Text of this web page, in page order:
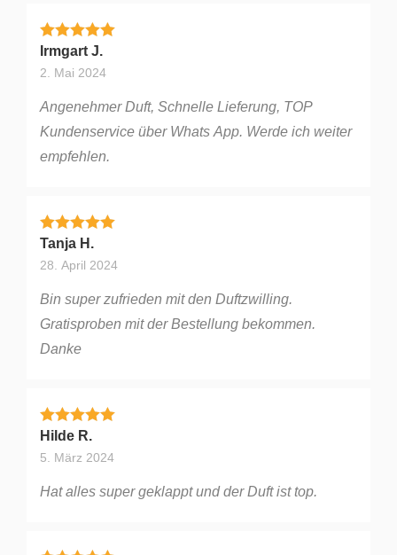
Bewertet mit
Irmgart J.
2. Mai 2024
Angenehmer Duft, Schnelle Lieferung, TOP
Kundenservice über Whats App. Werde ich weiter
empfehlen.
Bewertet mit
Tanja H.
28. April 2024
Bin super zufrieden mit den Duftzwilling.
Gratisproben mit der Bestellung bekommen.
Danke
Bewertet mit
Hilde R.
5. März 2024
Hat alles super geklappt und der Duft ist top.